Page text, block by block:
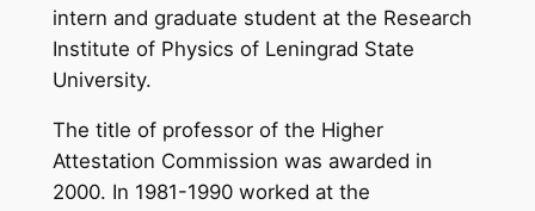
intern and graduate student at the Research
Institute of Physics of Leningrad State
University.
The title of professor of the Higher
Attestation Commission was awarded in
2000. In 1981-1990 worked at the